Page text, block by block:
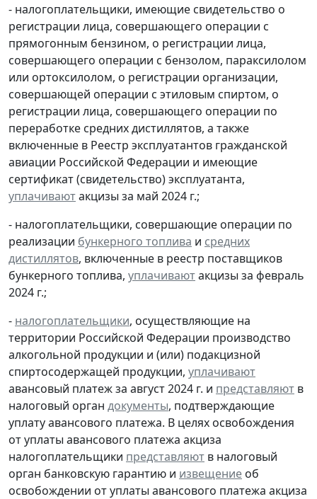
- налогоплательщики, имеющие свидетельство о
регистрации лица, совершающего операции с
прямогонным бензином, о регистрации лица,
совершающего операции с бензолом, параксилолом
или ортоксилолом, о регистрации организации,
совершающей операции с этиловым спиртом, о
регистрации лица, совершающего операции по
переработке средних дистиллятов, а также
включенные в Реестр эксплуатантов гражданской
авиации Российской Федерации и имеющие
сертификат (свидетельство) эксплуатанта,
уплачиваютакцизы за май 2024 г.;
- налогоплательщики, совершающие операции по
реализации бункерного топлива и средних
дистиллятов, включенные в реестр поставщиков
бункерного топлива, уплачиваютакцизы за февраль
2024 г.;
- налогоплательщики, осуществляющие на
территории Российской Федерации производство
алкогольной продукции и (или) подакцизной
спиртосодержащей продукции, уплачивают
авансовый платеж за август 2024 г. и представляют в
налоговый орган документы, подтверждающие
уплату авансового платежа. В целях освобождения
от уплаты авансового платежа акциза
налогоплательщики представляют в налоговый
орган банковскую гарантию и извещение об
освобождении от уплаты авансового платежа акциза